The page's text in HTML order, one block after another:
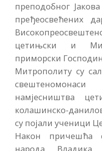
преподобног
пређеосвећених
цетињски и
приморски
Митрополиту су
намјесништва
колашинско-
су појали ученици
Након причешћа